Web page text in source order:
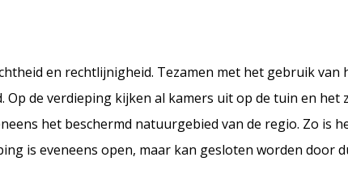
en rechtlijnigheid. Tezamen met het gebruik van
de verdieping kijken al kamers uit op de tuin en het
het beschermd natuurgebied van de regio. Zo is
is eveneens open, maar kan gesloten worden door